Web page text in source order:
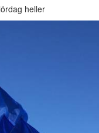
heller